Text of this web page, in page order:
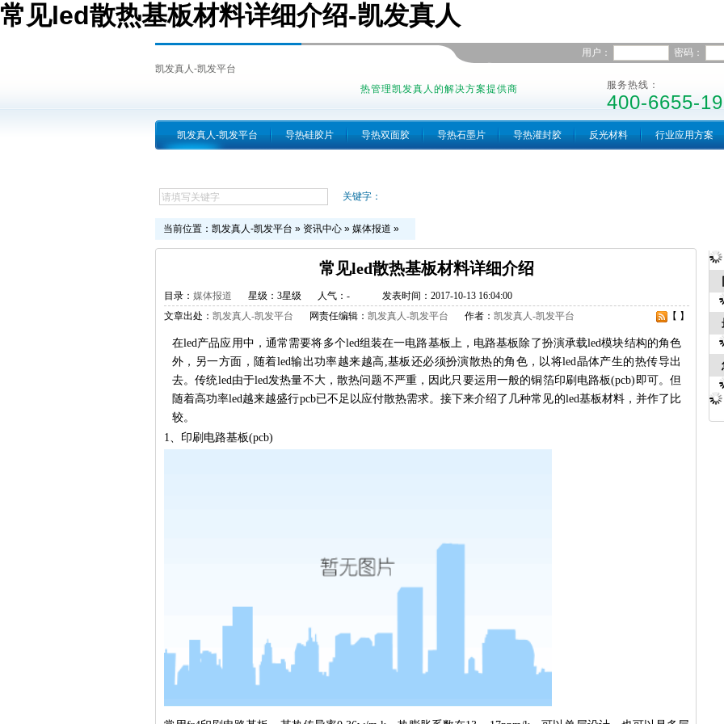
常见led散热基板材料详细介绍-凯发真人
用户： 密码：
凯发真人-凯发平台
热管理凯发真人的解决方案提供商
服务热线：
400-6655-
凯发真人-凯发平台 导热硅胶片 导热双面胶 导热石墨片 导热灌封胶 反光材料 行业应用方案
关键字：
当前位置： 凯发真人-凯发平台 » 资讯中心 » 媒体报道 »
常见led散热基板材料详细介绍
目录： 媒体报道 星级：3星级 人气： -
发表时间：2017-10-13 16:04:00
【 】
文章出处： 凯发真人-凯发平台 网责任编辑： 凯发真人-凯发平台 作者： 凯发真人-凯发平台
在led产品应用中，通常需要将多个led组装在一电路基板上，电路基板除了扮演承载led模块结构的角色
外，另一方面，随着led输出功率越来越高,基板还必须扮演散热的角色，以将led晶体产生的热传导出
去。传统led由于led发热量不大，散热问题不严重，因此只要运用一般的铜箔印刷电路板(pcb)即可。但
随着高功率led越来越盛行pcb已不足以应付散热需求。接下来介绍了几种常见的led基板材料，并作了比
较。
1、印刷电路基板(pcb)